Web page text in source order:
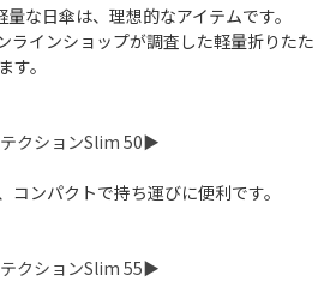
な日傘は、理想的なアイテムです。
ラインショップが調査した軽量折りたた
。
クションSlim 50▶︎
ンパクトで持ち運びに便利です。
クションSlim 55▶︎